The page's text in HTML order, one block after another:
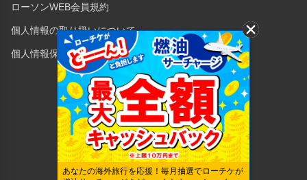
ローソンWEB会員規約
個人情報の取り扱いについて
個人情報保護方針
Copyright © 1998 Lawson Entertainment, Inc.
あなたの海外旅行を応援！毎月抽選でローチケが